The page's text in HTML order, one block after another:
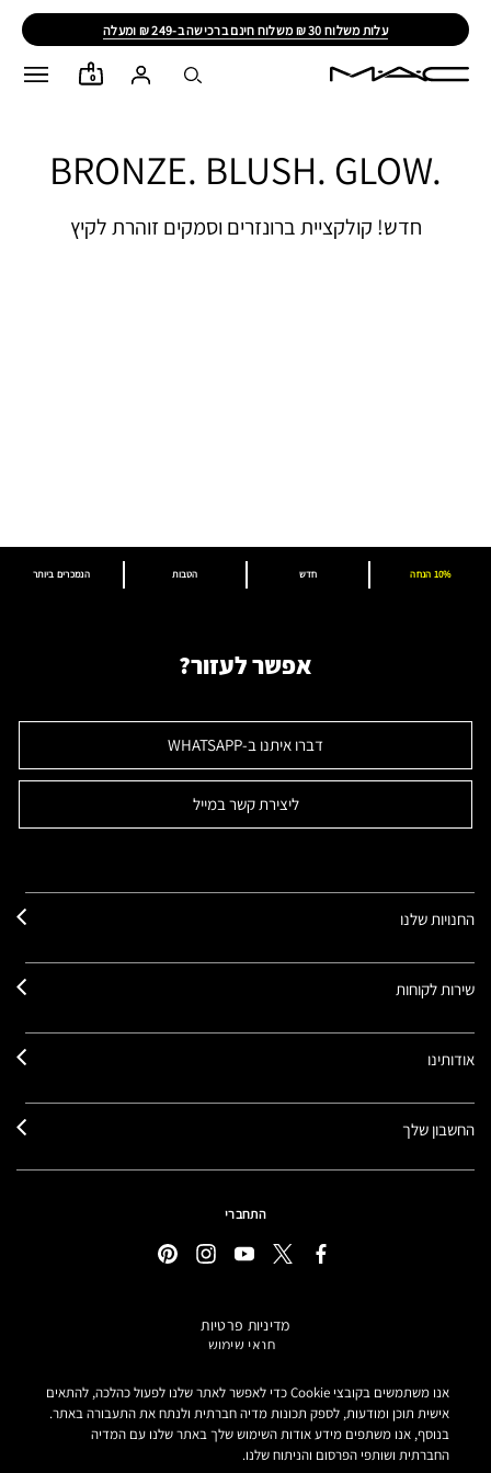
עלות משלוח 30 ₪ משלוח חינם ברכישה ב-249 ₪ ומעלה
0
BRONZE. BLUSH. GLOW.
חדש! קולקציית ברונזרים וסמקים זוהרת לקיץ
הנמכרים ביותר הטבות חדש 10% הנחה
אפשר לעזור?
דברו איתנו ב-WHATSAPP
ליצירת קשר במייל
החנויות שלנו
שירות לקוחות
אודותינו
החשבון שלך
התחברי
מדיניות פרטיות
תנאי שימוש
מידע על מוצרים מזוייפים
הצהרת נגישות
הגדרות קובצי COOKIE
MAKE-UP ART COSMETICS© מאק קוסמטיקס כל הזכויות שמורות.
אנו משתמשים בקובצי Cookie כדי לאפשר לאתר שלנו לפעול כהלכה, להתאים
אישית תוכן ומודעות, לספק תכונות מדיה חברתית ולנתח את התעבורה באתר.
בנוסף, אנו משתפים מידע אודות השימוש שלך באתר שלנו עם המדיה
החברתית ושותפי הפרסום והניתוח שלנו.